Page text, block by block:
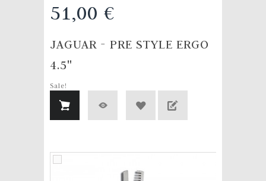
51,00 €
JAGUAR - PRE STYLE ERGO
4.5"
Sale!